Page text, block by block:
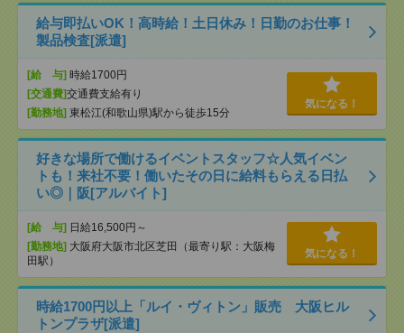
給与即払いOK！高時給！土日休み！日勤のお仕事！
製品検査[派遣]
[給 与] 時給1700円
[交通費]交通費支給有り
[勤務地] 東松江(和歌山県)駅から徒歩15分
気になる！
好きな場所で働けるイベントスタッフ☆人気イベン
トも！来社不要！働いたその日に給料もらえる日払
い◎｜阪[アルバイト]
[給 与] 日給16,500円～
[勤務地] 大阪府大阪市北区芝田（最寄り駅：大阪梅
田駅）
気になる！
時給1700円以上「ルイ・ヴィトン」販売 大阪ヒル
トンプラザ[派遣]